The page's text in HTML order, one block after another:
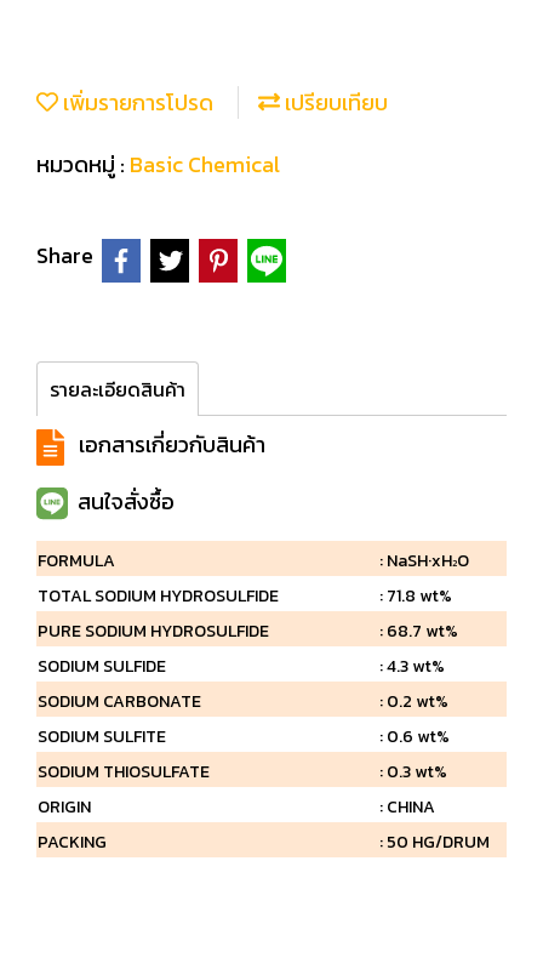
เพิ่มรายการโปรด
เปรียบเทียบ
หมวดหมู่ : Basic Chemical
Share
รายละเอียดสินค้า
เอกสารเกี่ยวกับสินค้า
สนใจสั่งซื้อ
FORMULA : NaSH·xH2O
TOTAL SODIUM HYDROSULFIDE
: 71.8 wt%
PURE SODIUM HYDROSULFIDE
: 68.7 wt%
SODIUM SULFIDE
: 4.3 wt%
SODIUM CARBONATE
: 0.2 wt%
SODIUM SULFITE
: 0.6 wt%
SODIUM THIOSULFATE
: 0.3 wt%
ORIGIN
: CHINA
PACKING
: 50 HG/DRUM